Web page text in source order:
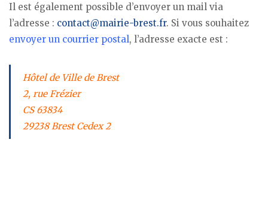
Il est également possible d’envoyer un mail via
l’adresse : contact@mairie-brest.fr. Si vous souhaitez
envoyer un courrier postal, l’adresse exacte est :
Hôtel de Ville de Brest
2, rue Frézier
CS 63834
29238 Brest Cedex 2